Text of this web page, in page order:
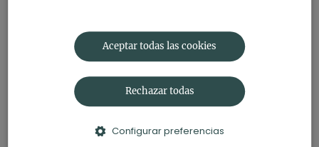
Aceptar todas las cookies
Rechazar todas
Configurar preferencias